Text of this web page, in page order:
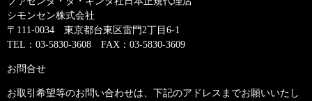
シモンセン株式会社
〒111-0034 東京都台東区雷門2丁目6-1
TEL：03-5830-3608 FAX：03-5830-3609
お問合せ
お取引希望等のお問い合わせは、下記のアドレスまでお願いいたし